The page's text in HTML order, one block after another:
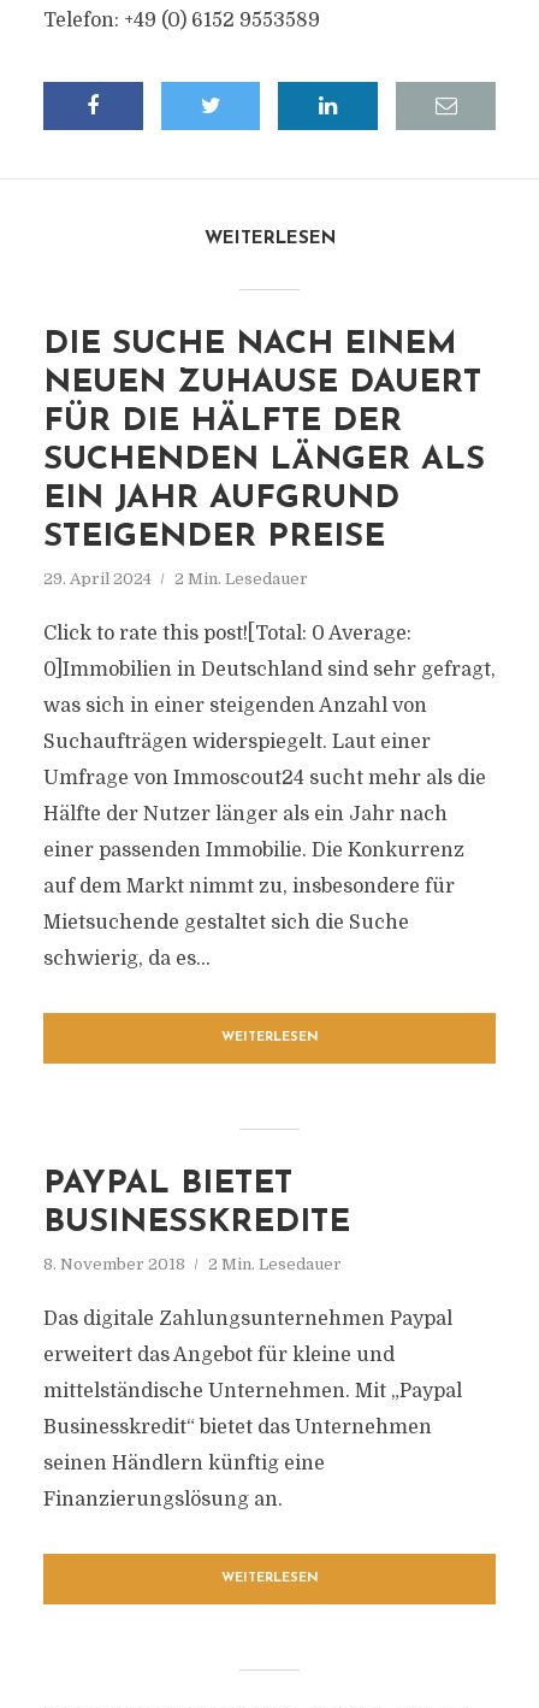
Telefon: +49 (0) 6152 9553589
WEITERLESEN
DIE SUCHE NACH EINEM
NEUEN ZUHAUSE DAUERT
FÜR DIE HÄLFTE DER
SUCHENDEN LÄNGER ALS
EIN JAHR AUFGRUND
STEIGENDER PREISE
29. April 2024 2 Min. Lesedauer
Click to rate this post![Total: 0 Average:
0]Immobilien in Deutschland sind sehr gefragt,
was sich in einer steigenden Anzahl von
Suchaufträgen widerspiegelt. Laut einer
Umfrage von Immoscout24 sucht mehr als die
Hälfte der Nutzer länger als ein Jahr nach
einer passenden Immobilie. Die Konkurrenz
auf dem Markt nimmt zu, insbesondere für
Mietsuchende gestaltet sich die Suche
schwierig, da es...
WEITERLESEN
PAYPAL BIETET
BUSINESSKREDITE
8. November 2018 2 Min. Lesedauer
Das digitale Zahlungsunternehmen Paypal
erweitert das Angebot für kleine und
mittelständische Unternehmen. Mit „Paypal
Businesskredit“ bietet das Unternehmen
seinen Händlern künftig eine
Finanzierungslösung an.
WEITERLESEN